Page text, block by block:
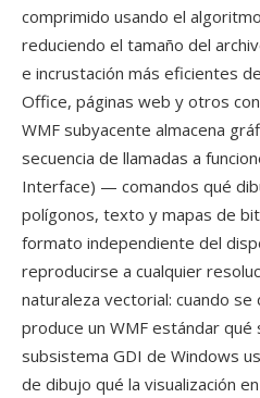
comprimido usando el
reduciendo el tamaño del
e incrustación más eficientes
Office, páginas web y otros
WMF subyacente almacena
secuencia de llamadas a
Interface) — comandos qué
polígonos, texto y mapas de
formato independiente del
reproducirse a cualquier
naturaleza vectorial: cuando
produce un WMF estándar
subsistema GDI de Windows
de dibujo qué la visualización